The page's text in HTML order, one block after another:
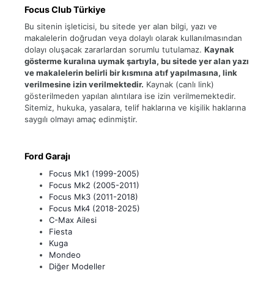
Focus Club Türkiye
Bu sitenin işleticisi, bu sitede yer alan bilgi, yazı ve
makalelerin doğrudan veya dolaylı olarak kullanılmasından
dolayı oluşacak zararlardan sorumlu tutulamaz. Kaynak
gösterme kuralına uymak şartıyla, bu sitede yer alan yazı
ve makalelerin belirli bir kısmına atıf yapılmasına, link
verilmesine izin verilmektedir. Kaynak (canlı link)
gösterilmeden yapılan alıntılara ise izin verilmemektedir.
Sitemiz, hukuka, yasalara, telif haklarına ve kişilik haklarına
saygılı olmayı amaç edinmiştir.
Ford Garajı
Focus Mk1 (1999-2005)
Focus Mk2 (2005-2011)
Focus Mk3 (2011-2018)
Focus Mk4 (2018-2025)
C-Max Ailesi
Fiesta
Kuga
Mondeo
Diğer Modeller